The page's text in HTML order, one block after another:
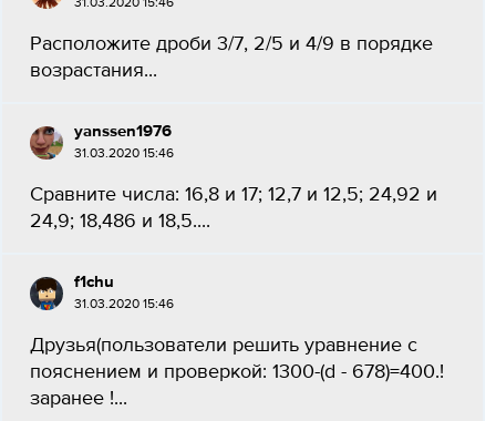
31.03.2020 15:46
Расположите дроби 3/7, 2/5 и 4/9 в порядке
возрастания...
yanssen1976
31.03.2020 15:46
Сравните числа: 16,8 и 17; 12,7 и 12,5; 24,92 и
24,9; 18,486 и 18,5....
f1chu
31.03.2020 15:46
Друзья(пользователи решить уравнение с
пояснением и проверкой: 1300-(d - 678)=400.!
заранее !...